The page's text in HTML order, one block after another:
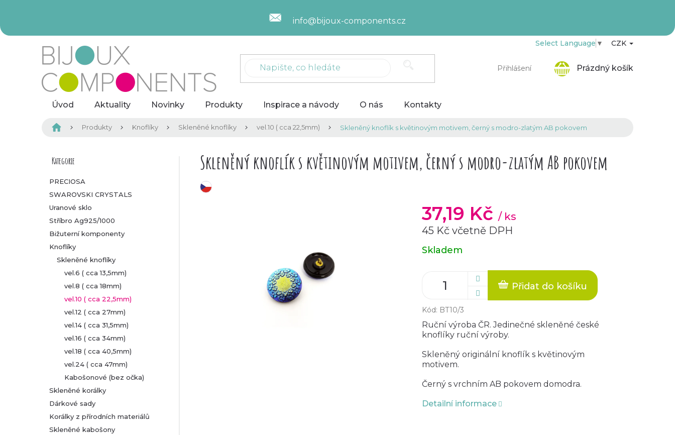
info@bijoux-components.cz
Přihlášení
Select Language ▼ CZK
Prázdný košík
Úvod Aktuality Novinky Produkty Inspirace a návody O nás Kontakty
Domů Produkty Knoflíky Skleněné knoflíky vel.10 ( cca 22,5mm) Skleněný knoflík s květinovým motivem, černý s modro-zlatým AB pokovem
P
o
s
t
r
n
e
Přeskočit
Kategorie
PRECIOSA
SWAROVSKI CRYSTALS
Uranové sklo
Stříbro Ag925/1000
Bižuterní komponenty
Knoflíky
Skleněné knoflíky
vel.6 ( cca 13,5mm)
vel.8 ( cca 18mm)
vel.10 ( cca 22,5mm)
vel.12 ( cca 27mm)
vel.14 ( cca 31,5mm)
vel.16 ( cca 34mm)
vel.18 ( cca 40,5mm)
vel.24 ( cca 47mm)
Kabošonové (bez očka)
Skleněné korálky
Dárkové sady
Korálky z přírodních materiálů
Skleněné kabošony
Skleněný knoflík s květinovým motivem, černý s modro-zlatým AB pokovem
37,19 Kč / ks
45 Kč včetně DPH
Měrná
cena:
Skladem
Přidat do košíku
Kód: BT10/3
Ruční výroba ČR. Jedinečné skleněné české
knoflíky ruční výroby.
Skleněný originální knoflík s květinovým
motivem.
Černý s vrchním AB pokovem domodra.
Detailní informace